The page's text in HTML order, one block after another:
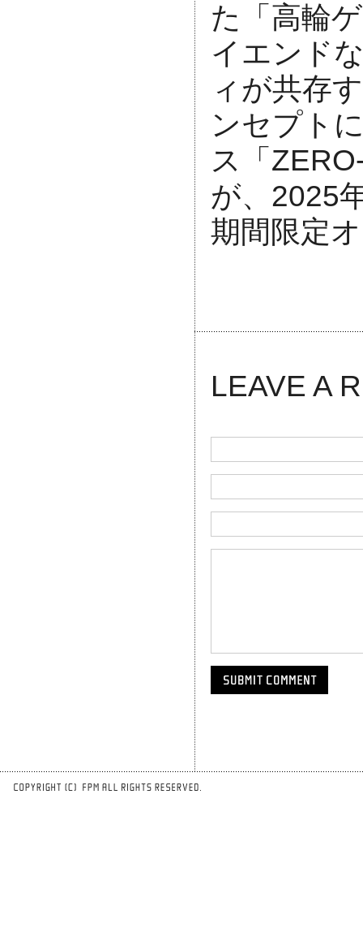
た「高輪
イエンド
ィが共存
ンセプト
ス「
が、2025
期間限定
LEAVE A